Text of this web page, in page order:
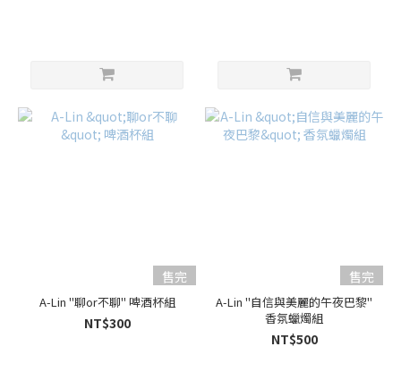
售完
A-Lin "聊or不聊" 啤酒杯組
NT$300
售完
A-Lin "自信與美麗的午夜巴黎"
香氛蠟燭組
NT$500